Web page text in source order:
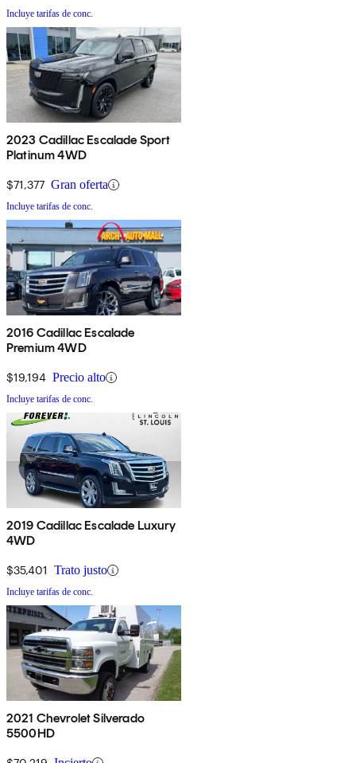
Incluye tarifas de conc.
2023 Cadillac Escalade Sport
Platinum 4WD
$71,377 Gran oferta
Incluye tarifas de conc.
2016 Cadillac Escalade
Premium 4WD
$19,194 Precio alto
Incluye tarifas de conc.
2019 Cadillac Escalade Luxury
4WD
$35,401 Trato justo
Incluye tarifas de conc.
2021 Chevrolet Silverado
5500HD